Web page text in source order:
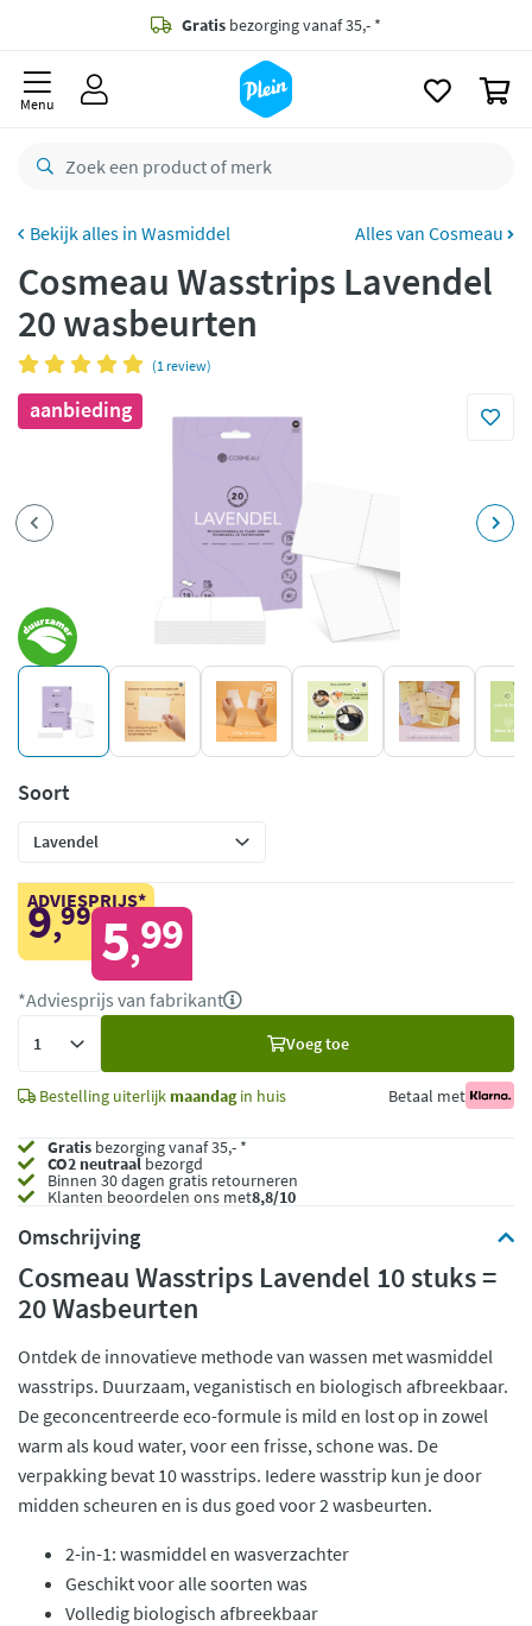
Gratis bezorging vanaf 35,- *
Bestelling uiterlijkmaandag
retourneren
CO2 neutraal
Betaal met Klarna
Menu
Wasmiddel Alles van Cosmeau
Cosmeau Wasstrips Lavendel
20 wasbeurten
(1 review)
aanbieding
Soort
ADVIESPRIJS*
9,99 5,99
*Adviesprijs van fabrikant
Voeg toe
Bestelling uiterlijk maandagin huis Betaal met
Gratis bezorging vanaf 35,- *
CO2 neutraalbezorgd
Binnen 30 dagen gratis retourneren
Klanten beoordelen ons met8,8/10
Omschrijving
Cosmeau Wasstrips Lavendel 10 stuks =
20 Wasbeurten
Ontdek de innovatieve methode van wassen met wasmiddel
wasstrips. Duurzaam, veganistisch en biologisch afbreekbaar.
De geconcentreerde eco-formule is mild en lost op in zowel
warm als koud water, voor een frisse, schone was. De
verpakking bevat 10 wasstrips. Iedere wasstrip kun je door
midden scheuren en is dus goed voor 2 wasbeurten.
2-in-1: wasmiddel en wasverzachter
Geschikt voor alle soorten was
Volledig biologisch afbreekbaar